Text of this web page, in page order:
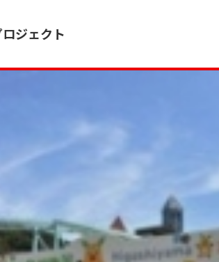
ジェクト